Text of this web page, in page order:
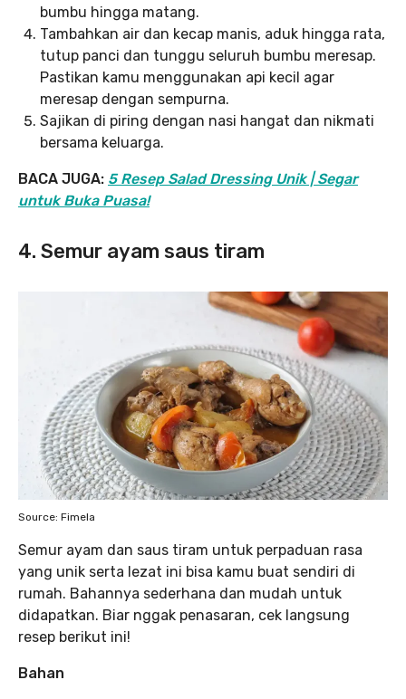
bumbu hingga matang.
Tambahkan air dan kecap manis, aduk hingga rata,
tutup panci dan tunggu seluruh bumbu meresap.
Pastikan kamu menggunakan api kecil agar
meresap dengan sempurna.
Sajikan di piring dengan nasi hangat dan nikmati
bersama keluarga.
BACA JUGA: 5 Resep Salad Dressing Unik | Segar
untuk Buka Puasa!
4. Semur ayam saus tiram
Source: Fimela
Semur ayam dan saus tiram untuk perpaduan rasa
yang unik serta lezat ini bisa kamu buat sendiri di
rumah. Bahannya sederhana dan mudah untuk
didapatkan. Biar nggak penasaran, cek langsung
resep berikut ini!
Bahan